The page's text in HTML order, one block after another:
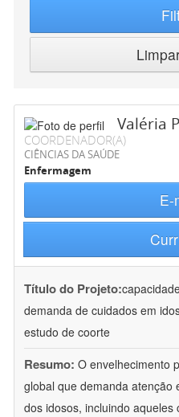
Valéria
COORDENADOR(A)
CIÊNCIAS DA SAÚDE
Enfermagem
E-
Título do Projeto:
demanda de cuidados em
estudo de coorte
Resumo: O envelhecimento
global que demanda atenção
dos idosos, incluindo aqueles